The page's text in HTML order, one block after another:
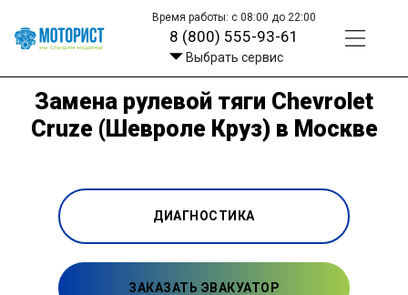
Время работы: с 08:00 до 22:00
8 (800) 555-93-61
Выбрать сервис
Замена рулевой тяги Chevrolet
Cruze (Шевроле Круз) в Москве
ДИАГНОСТИКА
ЗАКАЗАТЬ ЭВАКУАТОР